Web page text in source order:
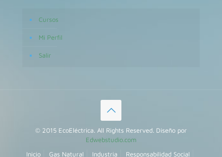
Cursos
Mi Perfil
Salir
© 2015 EcoEléctrica. All Rights Reserved. Diseño por
Edwebstudio.com
Inicio
Gas Natural Industria Responsabilidad Social